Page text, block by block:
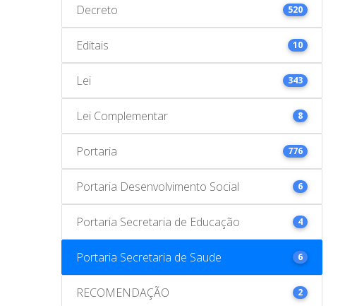
Decreto 520
Editais 10
Lei 343
Lei Complementar 8
Portaria 776
Portaria Desenvolvimento Social 6
Portaria Secretaria de Educação 4
Portaria Secretaria de Saude 6
RECOMENDAÇÃO 2